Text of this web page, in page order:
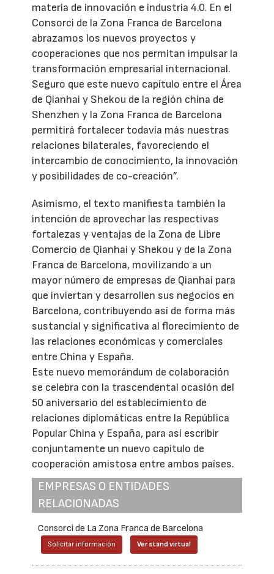
materia de innovación e industria 4.0. En el
Consorci de la Zona Franca de Barcelona
abrazamos los nuevos proyectos y
cooperaciones que nos permitan impulsar la
transformación empresarial internacional.
Seguro que este nuevo capítulo entre el Área
de Qianhai y Shekou de la región china de
Shenzhen y la Zona Franca de Barcelona
permitirá fortalecer todavía más nuestras
relaciones bilaterales, favoreciendo el
intercambio de conocimiento, la innovación
y posibilidades de co-creación”.
Asimismo, el texto manifiesta también la
intención de aprovechar las respectivas
fortalezas y ventajas de la Zona de Libre
Comercio de Qianhai y Shekou y de la Zona
Franca de Barcelona, movilizando a un
mayor número de empresas de Qianhai para
que inviertan y desarrollen sus negocios en
Barcelona, contribuyendo así de forma más
sustancial y significativa al florecimiento de
las relaciones económicas y comerciales
entre China y España.
Este nuevo memorándum de colaboración
se celebra con la trascendental ocasión del
50 aniversario del establecimiento de
relaciones diplomáticas entre la República
Popular China y España, para así escribir
conjuntamente un nuevo capítulo de
cooperación amistosa entre ambos países.
EMPRESAS O ENTIDADES
RELACIONADAS
Consorci de La Zona Franca de Barcelona
Solicitar información Ver stand virtual